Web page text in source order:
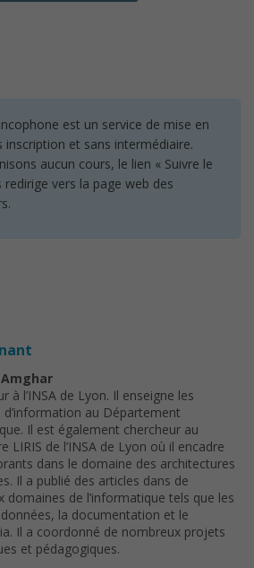
est un service de mise en
inscription et sans intermédiaire.
aucun cours, le lien « Suivre le
redirige vers la page web des
à l’INSA de Lyon. Il enseigne les
d’information au Département
Il est également chercheur au
LIRIS de l’INSA de Lyon où il encadre
dans le domaine des architectures
Il a publié des articles dans de
domaines de l’informatique tels que les
la documentation et le
Il a coordonné de nombreux projets
et pédagogiques.